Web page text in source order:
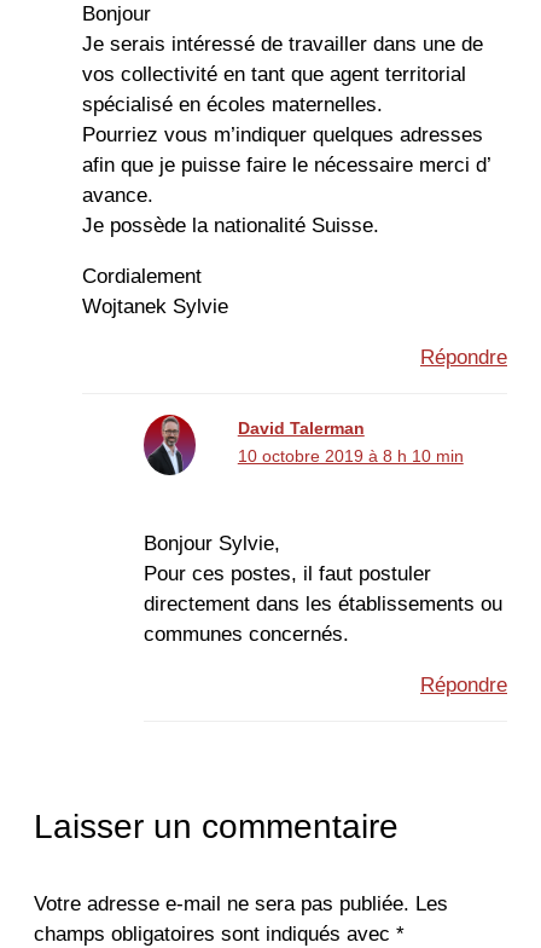
Bonjour
Je serais intéressé de travailler dans une de
vos collectivité en tant que agent territorial
spécialisé en écoles maternelles.
Pourriez vous m’indiquer quelques adresses
afin que je puisse faire le nécessaire merci d’
avance.
Je possède la nationalité Suisse.
Cordialement
Wojtanek Sylvie
Répondre
David Talerman
10 octobre 2019 à 8 h 10 min
Bonjour Sylvie,
Pour ces postes, il faut postuler
directement dans les établissements ou
communes concernés.
Répondre
Laisser un commentaire
Votre adresse e-mail ne sera pas publiée. Les
champs obligatoires sont indiqués avec *